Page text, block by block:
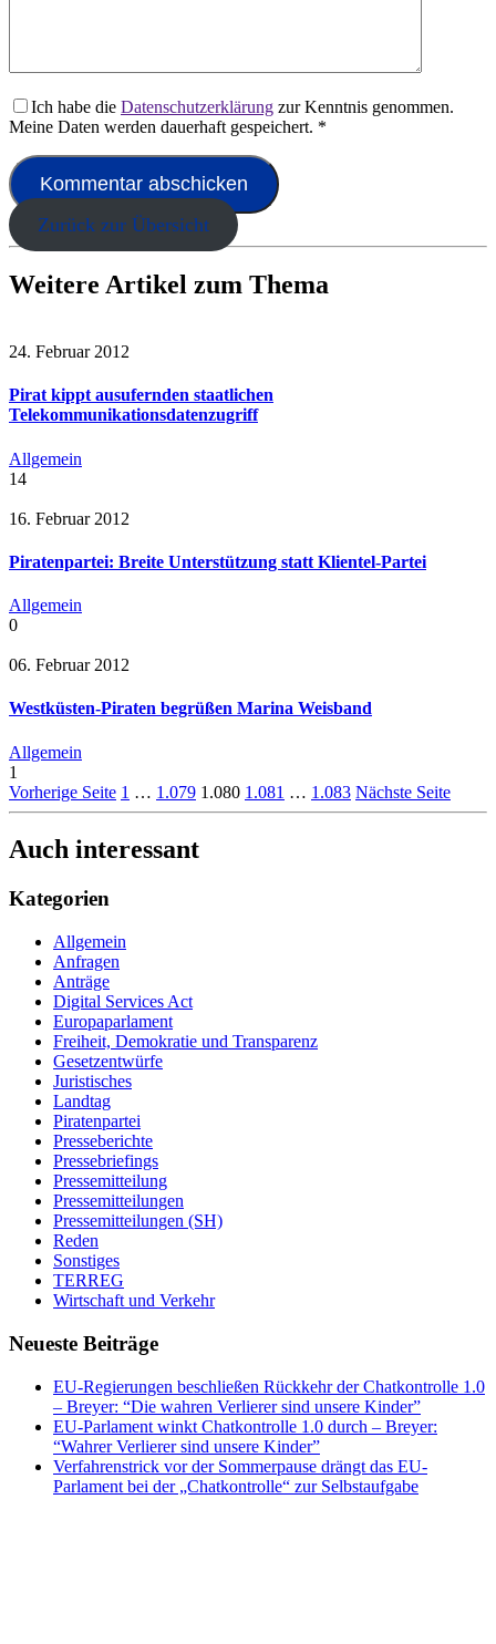
Ich habe die Datenschutzerklärung zur Kenntnis genommen.
Meine Daten werden dauerhaft gespeichert. *
Zurück zur Übersicht
Weitere Artikel zum Thema
24. Februar 2012
Pirat kippt ausufernden staatlichen
Telekommunikationsdatenzugriff
Allgemein
14
16. Februar 2012
Piratenpartei: Breite Unterstützung statt Klientel-Partei
Allgemein
0
06. Februar 2012
Westküsten-Piraten begrüßen Marina Weisband
Allgemein
1
Vorherige Seite 1 … 1.079 1.080 1.081 … 1.083 Nächste Seite
Auch interessant
Kategorien
Allgemein
Anfragen
Anträge
Digital Services Act
Europaparlament
Freiheit, Demokratie und Transparenz
Gesetzentwürfe
Juristisches
Landtag
Piratenpartei
Presseberichte
Pressebriefings
Pressemitteilung
Pressemitteilungen
Pressemitteilungen (SH)
Reden
Sonstiges
TERREG
Wirtschaft und Verkehr
Neueste Beiträge
EU-Regierungen beschließen Rückkehr der Chatkontrolle 1.0
– Breyer: “Die wahren Verlierer sind unsere Kinder”
EU-Parlament winkt Chatkontrolle 1.0 durch – Breyer:
“Wahrer Verlierer sind unsere Kinder”
Verfahrenstrick vor der Sommerpause drängt das EU-
Parlament bei der „Chatkontrolle“ zur Selbstaufgabe